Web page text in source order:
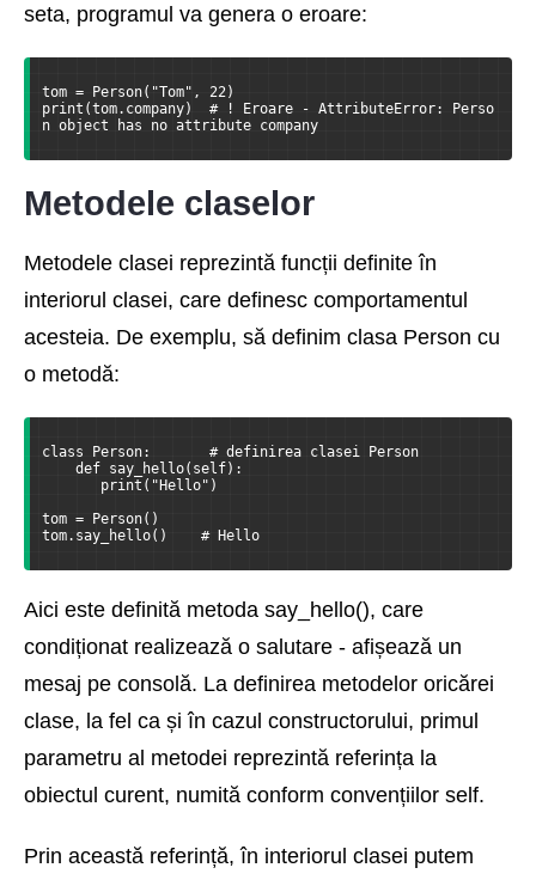
seta, programul va genera o eroare:
tom = Person("Tom", 22)
print(tom.company)  # ! Eroare - AttributeError: Perso
n object has no attribute company
Metodele claselor
Metodele clasei reprezintă funcții definite în
interiorul clasei, care definesc comportamentul
acesteia. De exemplu, să definim clasa Person cu
o metodă:
class Person:       # definirea clasei Person
def say_hello(self):
print("Hello")
tom = Person()
tom.say_hello()    # Hello
Aici este definită metoda say_hello(), care
condiționat realizează o salutare - afișează un
mesaj pe consolă. La definirea metodelor oricărei
clase, la fel ca și în cazul constructorului, primul
parametru al metodei reprezintă referința la
obiectul curent, numită conform convențiilor self.
Prin această referință, în interiorul clasei putem